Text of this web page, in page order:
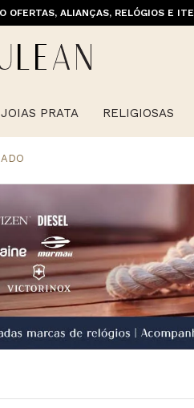
OFERTAS, ALIANÇAS, RELÓGIOS E
JOIAS PRATA RELIGIOSAS